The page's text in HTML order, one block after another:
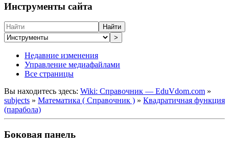
Инструменты сайта
Найти
>
Недавние изменения
Управление медиафайлами
Все страницы
Вы находитесь здесь: Wiki: Справочник — EduVdom.com »
subjects » Математика ( Справочник ) » Квадратичная функция
(парабола)
Боковая панель